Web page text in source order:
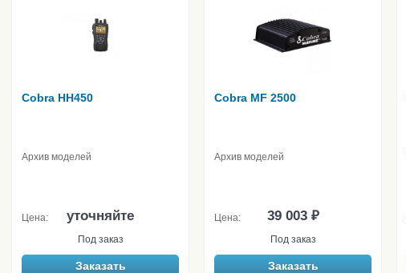
Cobra HH450
Архив моделей
Цена: уточняйте
Под заказ
Заказать
Cobra MF 2500
Архив моделей
Цена: 39 003 ₽
Под заказ
Заказать